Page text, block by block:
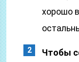
хорошо
Чтобы